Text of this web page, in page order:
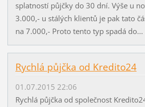
splatností půjčky do 30 dní. Výše u
3.000,- u stálých klientů je pak tato
na 7.000,- Proto tento typ spadá do...
Rychlá půjčka od Kredito24
01.07.2015 22:06
Rychlá půjčka od společnost